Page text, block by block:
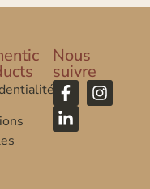
Nous
suivre